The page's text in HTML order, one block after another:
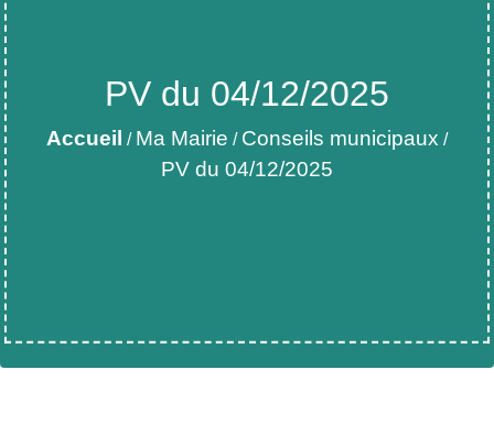
PV du 04/12/2025
Accueil / Ma Mairie / Conseils municipaux /
PV du 04/12/2025